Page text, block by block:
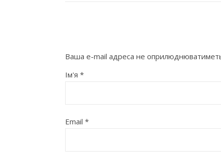
Ваша e-mail адреса не
Ім'я *
Email *